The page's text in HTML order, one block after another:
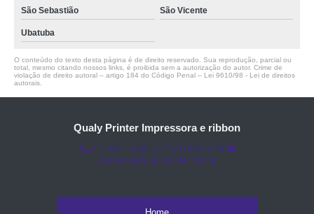
São Sebastião São Vicente
Ubatuba
O conteúdo do texto desta página é de direito reservado. Sua reprodução, parcial ou
total, mesmo citando nossos links, é proibida sem a autorização do autor. Crime de
violação de direito autoral – artigo 184 do Código Penal – Lei 9610/98 - Lei de direitos
autorais
Qualy Printer Impressora e ribbon
(11) 3451-3366
(11) 91098-5778
comercial@qualyprinter.com.br